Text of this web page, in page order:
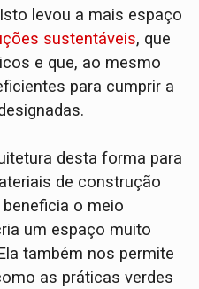
levou a mais espaço
sustentáveis, que
e que, ao mesmo
para cumprir a
desta forma para
de construção
o meio
um espaço muito
também nos permite
as práticas verdes